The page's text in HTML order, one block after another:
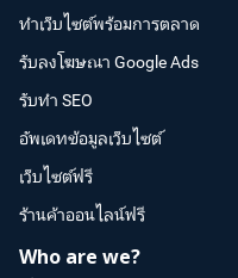
ทำเว็บไซต์พร้อมการตลาด
รับลงโฆษณา Google Ads
รับทำ SEO
อัพเดทข้อมูลเว็บไซต์
เว็บไซต์ฟรี
ร้านค้าออนไลน์ฟรี
Who are we?